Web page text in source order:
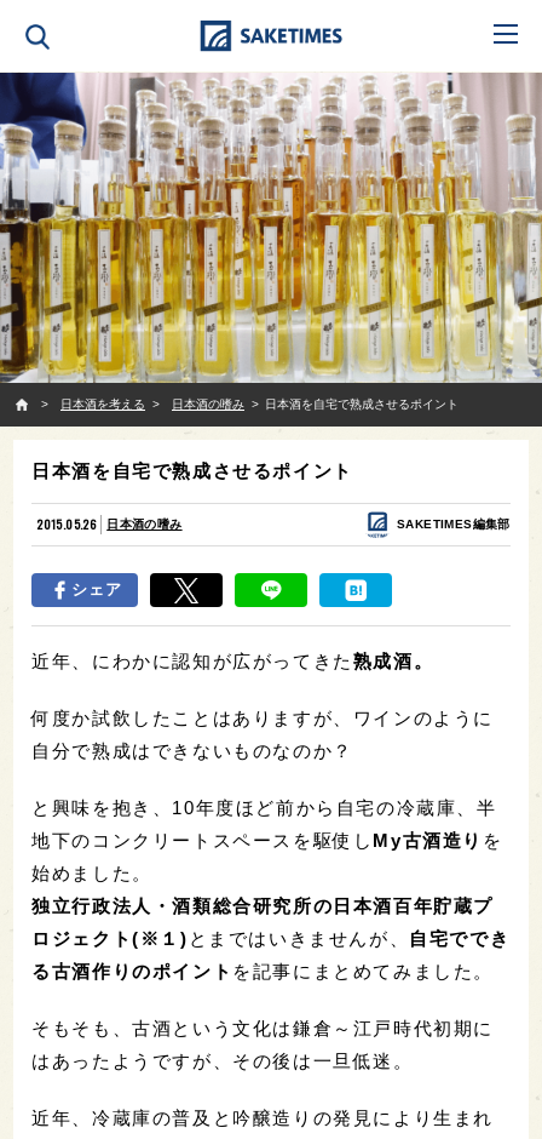
日本酒を考える
日本酒の嗜み 日本酒を自宅で熟成させるポイント
日本酒を自宅で熟成させるポイント
2015.05.26 日本酒の嗜み SAKETIMES編集部
シェア
近年、にわかに認知が広がってきた 熟成酒。
何度か試飲したことはありますが、ワインのように
自分で熟成はできないものなのか？
と興味を抱き、10年度ほど前から自宅の冷蔵庫、半
地下のコンクリートスペースを駆使し My古酒造り を
始めました。
独立行政法人・酒類総合研究所の日本酒百年貯蔵プ
ロジェクト(※１) とまではいきませんが、
自宅ででき
る古酒作りのポイント を記事にまとめてみました。
そもそも、古酒という文化は鎌倉～江戸時代初期に
はあったようですが、その後は一旦低迷。
近年、冷蔵庫の普及と吟醸造りの発見により生まれ